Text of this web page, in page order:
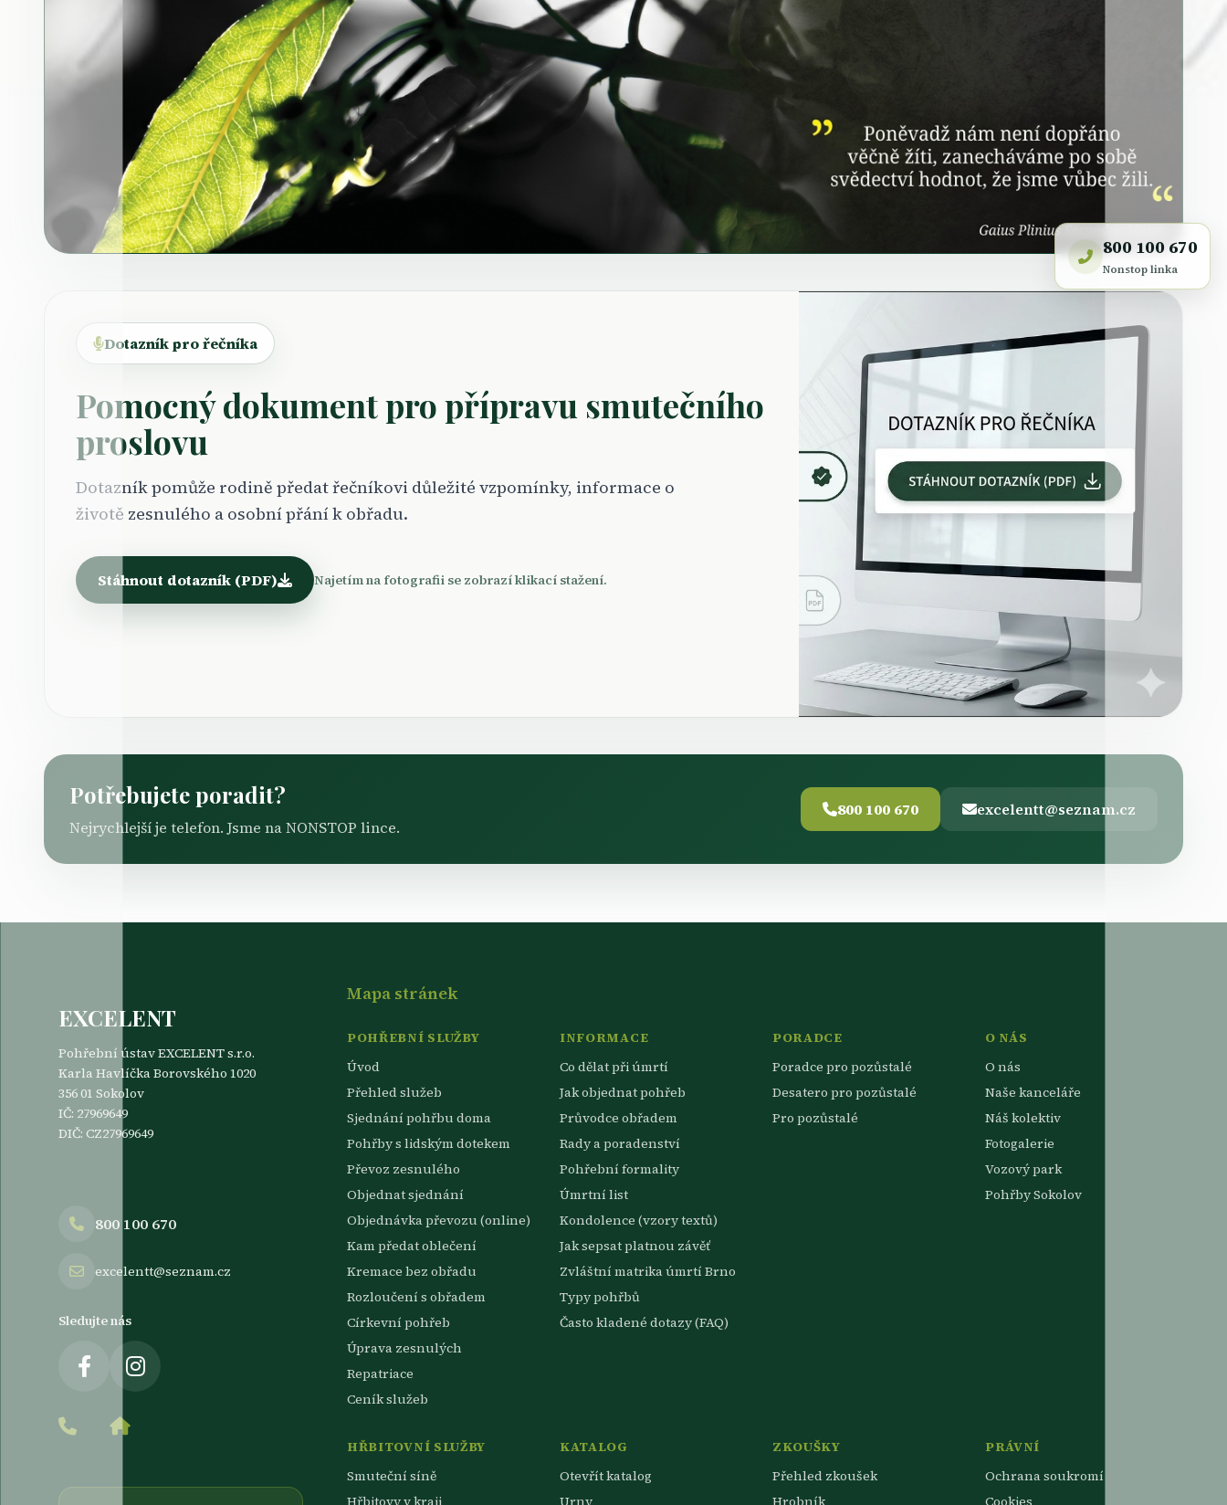
800 100 670
Nonstop linka
Dotazník pro řečníka
Pomocný dokument pro přípravu smutečního
proslovu
Dotazník pomůže rodině předat řečníkovi důležité vzpomínky, informace o
životě zesnulého a osobní přání k obřadu.
Stáhnout dotazník (PDF) Najetím na fotografii se zobrazí klikací stažení.
Potřebujete poradit?
Nejrychlejší je telefon. Jsme na NONSTOP lince.
800 100 670 excelentt@seznam.cz
EXCELENT
Pohřební ústav EXCELENT s.r.o.
Karla Havlíčka Borovského 1020
356 01 Sokolov
IČ: 27969649
DIČ: CZ27969649
800 100 670
excelentt@seznam.cz
Sledujte nás
Mapa stránek
POHŘEBNÍ SLUŽBY
Úvod
Přehled služeb
Sjednání pohřbu doma
Pohřby s lidským dotekem
Převoz zesnulého
Objednat sjednání
Objednávka převozu (online)
Kam předat oblečení
Kremace bez obřadu
Rozloučení s obřadem
Církevní pohřeb
Úprava zesnulých
Repatriace
Ceník služeb
INFORMACE
Co dělat při úmrtí
Jak objednat pohřeb
Průvodce obřadem
Rady a poradenství
Pohřební formality
Úmrtní list
Kondolence (vzory textů)
Jak sepsat platnou závěť
Zvláštní matrika úmrtí Brno
Typy pohřbů
Často kladené dotazy (FAQ)
PORADCE
Poradce pro pozůstalé
Desatero pro pozůstalé
Pro pozůstalé
O NÁS
O nás
Naše kanceláře
Náš kolektiv
Fotogalerie
Vozový park
Pohřby Sokolov
HŘBITOVNÍ SLUŽBY
Smuteční síně
KATALOG
Otevřít katalog
ZKOUŠKY
Přehled zkoušek
PRÁVNÍ
Ochrana soukromí